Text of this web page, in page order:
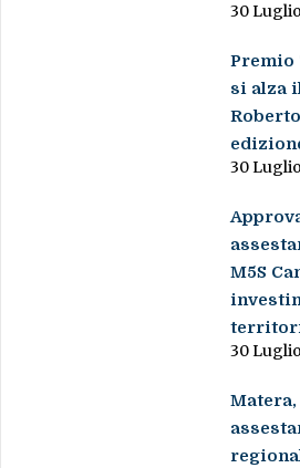
30
Premio
si alza
Roberto
30
M5S
30
Matera,